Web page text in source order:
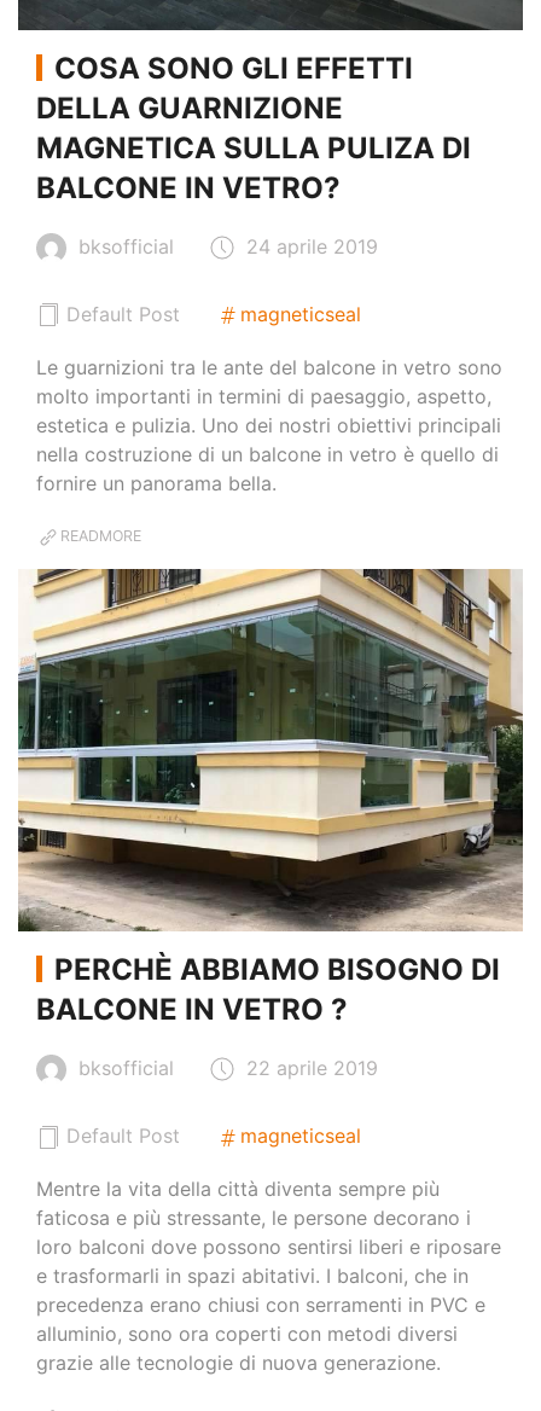
COSA SONO GLI EFFETTI
DELLA GUARNIZIONE
MAGNETICA SULLA PULIZA DI
BALCONE IN VETRO?
bksofficial 24 aprile 2019
Default Post magneticseal
Le guarnizioni tra le ante del balcone in vetro sono
molto importanti in termini di paesaggio, aspetto,
estetica e pulizia. Uno dei nostri obiettivi principali
nella costruzione di un balcone in vetro è quello di
fornire un panorama bella.
READMORE
PERCHÈ ABBIAMO BISOGNO DI
BALCONE IN VETRO ?
bksofficial 22 aprile 2019
Default Post magneticseal
Mentre la vita della città diventa sempre più
faticosa e più stressante, le persone decorano i
loro balconi dove possono sentirsi liberi e riposare
e trasformarli in spazi abitativi. I balconi, che in
precedenza erano chiusi con serramenti in PVC e
alluminio, sono ora coperti con metodi diversi
grazie alle tecnologie di nuova generazione.